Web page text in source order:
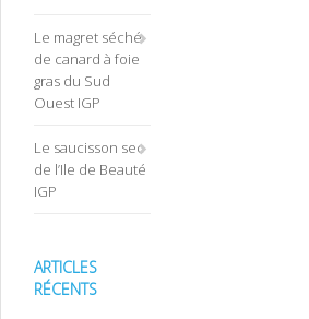
Le magret séché
de canard à foie
gras du Sud
Ouest IGP
Le saucisson sec
de l’Ile de Beauté
IGP
ARTICLES
RÉCENTS